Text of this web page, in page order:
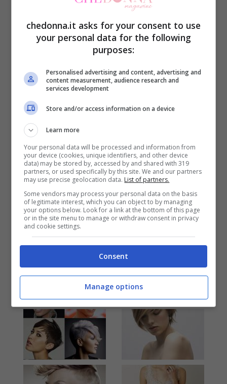
Pronte per la scelta? E allora via alla
chedonna.it asks for your consent to use
your personal data for the following
purposes:
Personalised advertising and content, advertising and
content measurement, audience research and
services development
Store and/or access information on a device
Learn more
Your personal data will be processed and information from
your device (cookies, unique identifiers, and other device
data) may be stored by, accessed by and shared with 319
partners, or used specifically by this site. We and our partners
may use precise geolocation data. List of partners.
Some vendors may process your personal data on the basis
of legitimate interest, which you can object to by managing
your options below. Look for a link at the bottom of this page
or in the site menu to manage or withdraw consent in privacy
and cookie settings.
Consent
Manage options